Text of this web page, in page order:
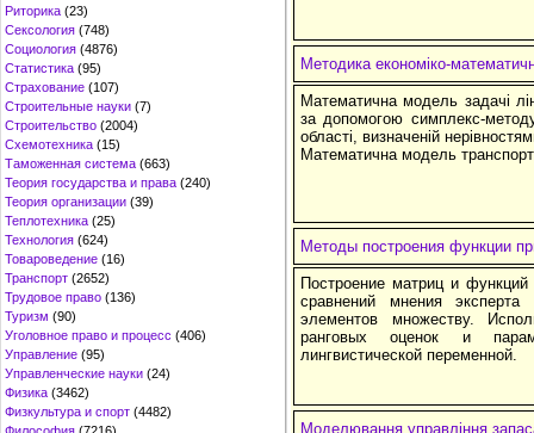
Риторика (23)
Сексология (748)
Социология (4876)
Статистика (95)
Страхование (107)
Строительные науки (7)
Строительство (2004)
Схемотехника (15)
Таможенная система (663)
Теория государства и права (240)
Теория организации (39)
Теплотехника (25)
Технология (624)
Товароведение (16)
Транспорт (2652)
Трудовое право (136)
Туризм (90)
Уголовное право и процесс (406)
Управление (95)
Управленческие науки (24)
Физика (3462)
Физкультура и спорт (4482)
Методика економіко-
Математична модель задачі
за допомогою симплекс-
області, визначеній
Математична модель
Методы построения функции
Построение матриц и
сравнений мнения эксперта
элементов множеству.
ранговых оценок и
лингвистической переменной.
Моделювання управління